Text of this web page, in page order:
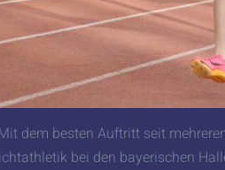
dem besten Auftritt seit
bei den bayerischen